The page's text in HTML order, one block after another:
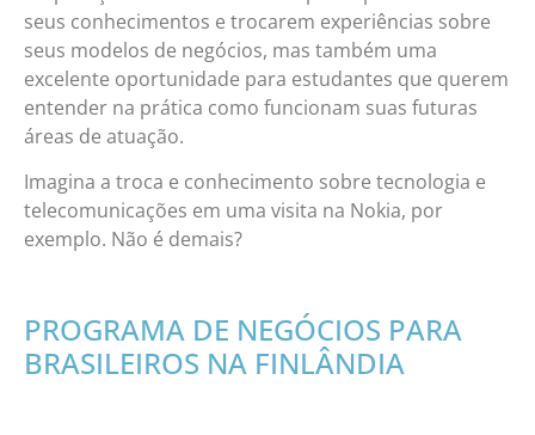
seus conhecimentos e trocarem experiências sobre
seus modelos de negócios, mas também uma
excelente oportunidade para estudantes que querem
entender na prática como funcionam suas futuras
áreas de atuação.
Imagina a troca e conhecimento sobre tecnologia e
telecomunicações em uma visita na Nokia, por
exemplo. Não é demais?
PROGRAMA DE NEGÓCIOS PARA
BRASILEIROS NA FINLÂNDIA